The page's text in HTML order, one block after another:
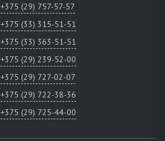
+375 (29) 757-57-57
+375 (33) 315-51-51
+375 (33) 363-51-51
+375 (29) 239-52-00
+375 (29) 727-02-07
+375 (29) 722-38-36
+375 (29) 725-44-00